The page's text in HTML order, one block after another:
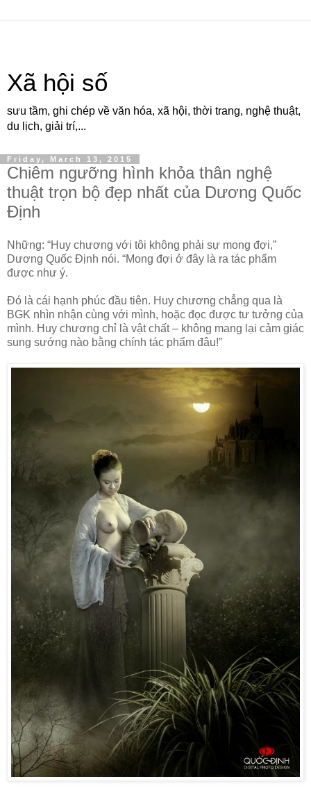
Xã hội số
sưu tầm, ghi chép về văn hóa, xã hội, thời trang, nghệ thuật,
du lịch, giải trí,...
Friday, March 13, 2015
Chiêm ngưỡng hình khỏa thân nghệ
thuật trọn bộ đẹp nhất của Dương Quốc
Định
Những: “Huy chương với tôi không phải sự mong đợi,”
Dương Quốc Định nói. “Mong đợi ở đây là ra tác phẩm
được như ý.
Đó là cái hạnh phúc đầu tiên. Huy chương chẳng qua là
BGK nhìn nhận cùng với mình, hoặc đọc được tư tưởng của
mình. Huy chương chỉ là vật chất – không mang lại cảm giác
sung sướng nào bằng chính tác phẩm đâu!”